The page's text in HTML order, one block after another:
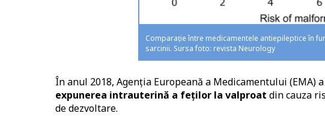
Comparație între medicamentele antiepileptice în
sarcinii. Sursa foto: revista Neurology
În anul 2018, Agenția Europeană a Medicamentului (EMA)
expunerea intrauterină a feților la valproat din cauza
de dezvoltare.